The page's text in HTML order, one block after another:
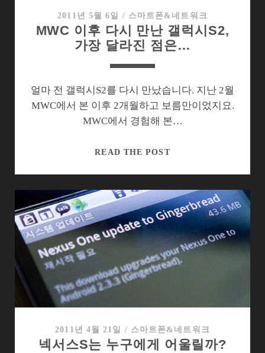
2011년 5월 6일
/ 스마트폰&네트워크
MWC 이후 다시 만난 갤럭시S2,
가장 달라진 점은…
얼마 전 갤럭시S2를 다시 만났습니다. 지난 2월
MWC에서 본 이후 2개월하고 보름만이었지요.
MWC에서 경험해 본…
READ THE POSTMWC
다
시
갤
럭
장
달
2011년 4월 21일 / 스마트폰&네트워크
넥서스S는 누구에게 어울릴까?